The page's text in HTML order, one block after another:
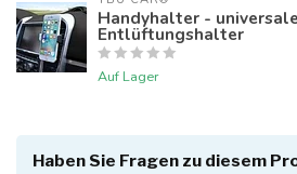
Handyhalter -
Entlüftungshalter
Auf Lager
Haben Sie Fragen zu diesem